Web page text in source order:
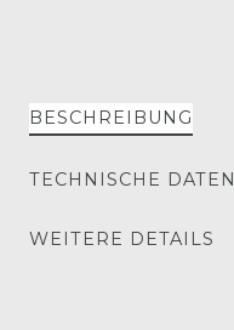
BESCHREIBUNG
TECHNISCHE DATEN
WEITERE DETAILS